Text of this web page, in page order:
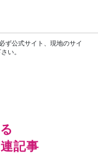
ず公式サイト、現地のサイ
い。
記事